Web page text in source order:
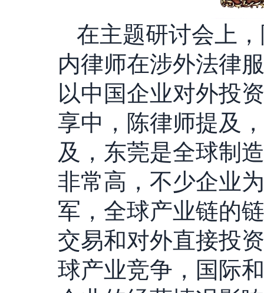
在主题研讨会上
内律师在涉外法律
以中国企业对外投
享中，陈律师提及
及，东莞是全球制
非常高，不少企业
军，全球产业链的
交易和对外直接投
球产业竞争，国际